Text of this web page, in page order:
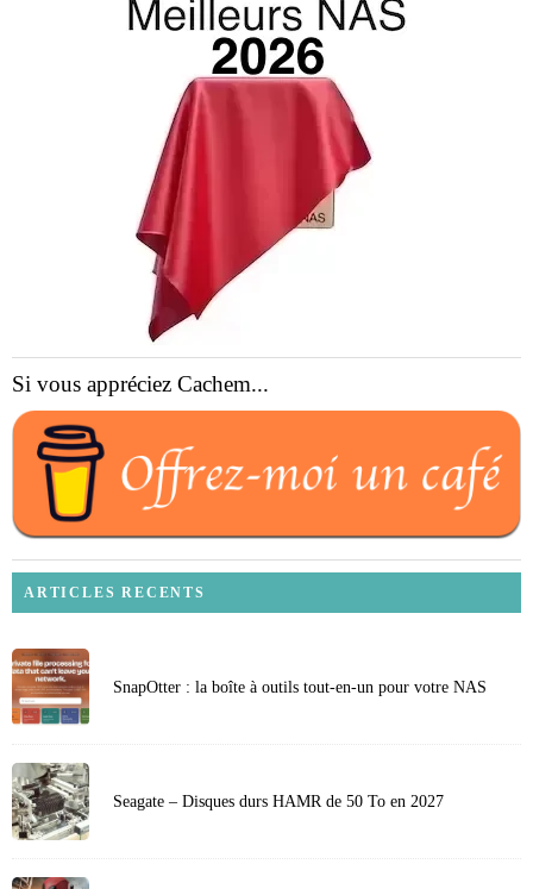
Si vous appréciez Cachem...
ARTICLES RECENTS
SnapOtter : la boîte à outils tout-en-un pour votre NAS
Seagate – Disques durs HAMR de 50 To en 2027